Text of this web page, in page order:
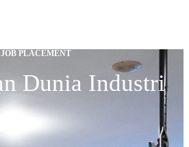
JOB PLACEMENT
Dunia Industri